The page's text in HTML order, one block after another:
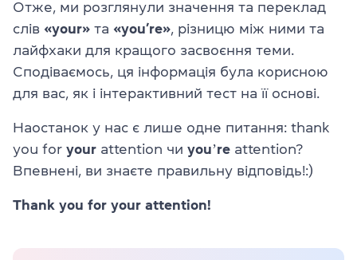
Отже, ми розглянули значення та переклад
слів «your» та «you’re», різницю між ними та
лайфхаки для кращого засвоєння теми.
Сподіваємось, ця інформація була корисною
для вас, як і інтерактивний тест на її основі.
Наостанок у нас є лише одне питання: thank
you for your attention чи youʼre attention?
Впевнені, ви знаєте правильну відповідь!:)
Thank you for your attention!